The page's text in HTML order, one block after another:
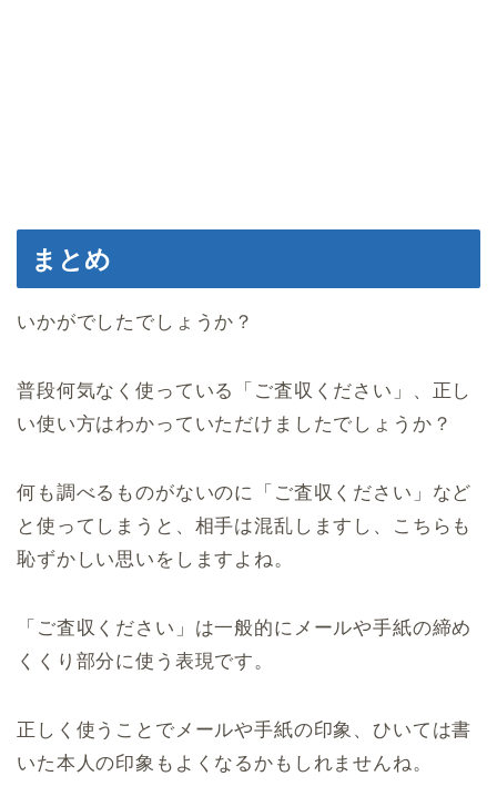
まとめ
いかがでしたでしょうか？
普段何気なく使っている「ご査収ください」、正し
い使い方はわかっていただけましたでしょうか？
何も調べるものがないのに「ご査収ください」など
と使ってしまうと、相手は混乱しますし、こちらも
恥ずかしい思いをしますよね。
「ご査収ください」は一般的にメールや手紙の締め
くくり部分に使う表現です。
正しく使うことでメールや手紙の印象、ひいては書
いた本人の印象もよくなるかもしれませんね。